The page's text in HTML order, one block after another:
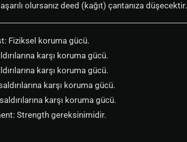
olursanız deed (kağıt) çantanıza düşecektir.
Fiziksel koruma gücü.
karşı koruma gücü.
karşı koruma gücü.
karşı koruma gücü.
karşı koruma gücü.
Strength gereksinimidir.